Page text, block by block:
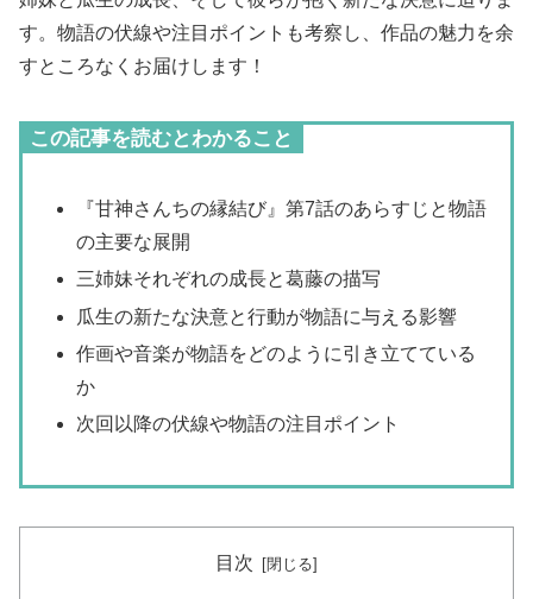
す。物語の伏線や注目ポイントも考察し、作品の魅力を余
すところなくお届けします！
この記事を読むとわかること
『甘神さんちの縁結び』第7話のあらすじと物語
の主要な展開
三姉妹それぞれの成長と葛藤の描写
瓜生の新たな決意と行動が物語に与える影響
作画や音楽が物語をどのように引き立てている
か
次回以降の伏線や物語の注目ポイント
目次